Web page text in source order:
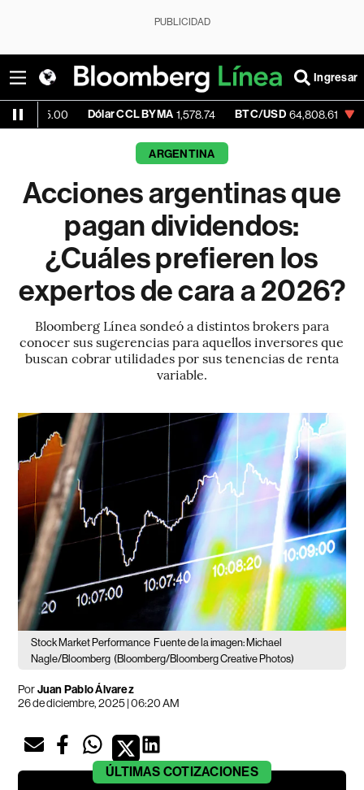
PUBLICIDAD
Ingresar
Dólar CCL BYMA 1,578.74 BTC/USD 64,808.61 -0.35%
ARGENTINA
Acciones argentinas que
pagan dividendos:
¿Cuáles prefieren los
expertos de cara a 2026?
Bloomberg Línea sondeó a distintos brokers para
conocer sus sugerencias para aquellos inversores que
buscan cobrar utilidades por sus tenencias de renta
variable.
Stock Market Performance Fuente de la imagen: Michael
Nagle/Bloomberg (Bloomberg/Bloomberg Creative Photos)
PorJuan Pablo Álvarez
26 de diciembre, 2025 | 06:20 AM
ÚLTIMAS COTIZACIONES